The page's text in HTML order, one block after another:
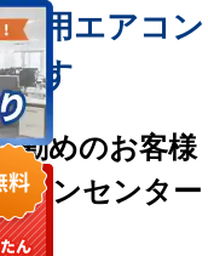
務用エアコン
す
勤めのお客様
コンセンター